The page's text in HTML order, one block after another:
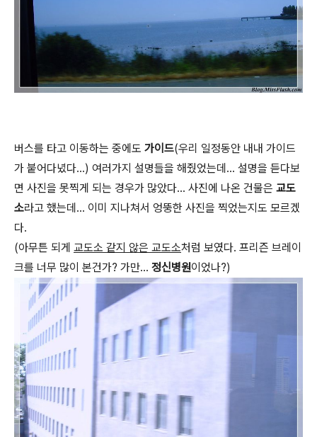
버스를 타고 이동하는 중에도 가이드(우리 일정동안 내내 가이드
가 붙어다녔다...) 여러가지 설명들을 해줬었는데... 설명을 듣다보
면 사진을 못찍게 되는 경우가 많았다... 사진에 나온 건물은 교도
소라고 했는데... 이미 지나쳐서 엉뚱한 사진을 찍었는지도 모르겠
다.
(아무튼 되게 교도소 같지 않은 교도소처럼 보였다. 프리즌 브레이
크를 너무 많이 본건가? 가만... 정신병원이었나?)